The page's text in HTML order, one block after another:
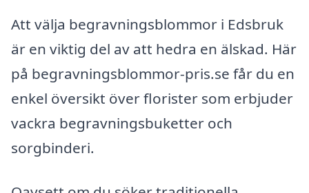
Att välja begravningsblommor i Edsbruk
är en viktig del av att hedra en älskad. Här
på begravningsblommor-pris.se får du en
enkel översikt över florister som erbjuder
vackra begravningsbuketter och
sorgbinderi.